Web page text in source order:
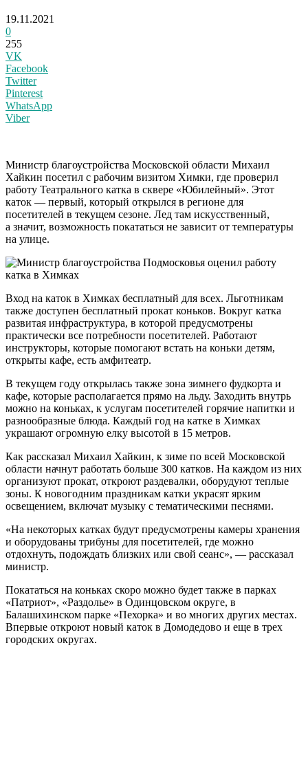
19.11.2021
0
255
VK
Facebook
Twitter
Pinterest
WhatsApp
Viber
Министр благоустройства Московской области Михаил
Хайкин посетил с рабочим визитом Химки, где проверил
работу Театрального катка в сквере «Юбилейный». Этот
каток — первый, который открылся в регионе для
посетителей в текущем сезоне. Лед там искусственный,
а значит, возможность покататься не зависит от температуры
на улице.
Вход на каток в Химках бесплатный для всех. Льготникам
также доступен бесплатный прокат коньков. Вокруг катка
развитая инфраструктура, в которой предусмотрены
практически все потребности посетителей. Работают
инструкторы, которые помогают встать на коньки детям,
открыты кафе, есть амфитеатр.
В текущем году открылась также зона зимнего фудкорта и
кафе, которые располагается прямо на льду. Заходить внутрь
можно на коньках, к услугам посетителей горячие напитки и
разнообразные блюда. Каждый год на катке в Химках
украшают огромную елку высотой в 15 метров.
Как рассказал Михаил Хайкин, к зиме по всей Московской
области начнут работать больше 300 катков. На каждом из них
организуют прокат, откроют раздевалки, оборудуют теплые
зоны. К новогодним праздникам катки украсят ярким
освещением, включат музыку с тематическими песнями.
«На некоторых катках будут предусмотрены камеры хранения
и оборудованы трибуны для посетителей, где можно
отдохнуть, подождать близких или свой сеанс», — рассказал
министр.
Покататься на коньках скоро можно будет также в парках
«Патриот», «Раздолье» в Одинцовском округе, в
Балашихинском парке «Пехорка» и во многих других местах.
Впервые откроют новый каток в Домодедово и еще в трех
городских округах.